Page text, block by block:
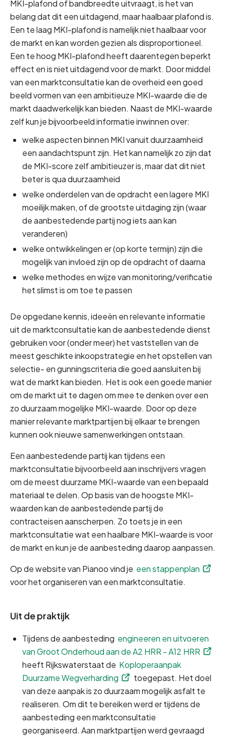
MKI-plafond of bandbreedte uitvraagt, is het van
belang dat dit een uitdagend, maar haalbaar plafond is.
Een te laag MKI-plafond is namelijk niet haalbaar voor
de markt en kan worden gezien als disproportioneel.
Een te hoog MKI-plafond heeft daarentegen beperkt
effect en is niet uitdagend voor de markt. Door middel
van een marktconsultatie kan de overheid een goed
beeld vormen van een ambitieuze MKI-waarde die de
markt daadwerkelijk kan bieden. Naast de MKI-waarde
zelf kun je bijvoorbeeld informatie inwinnen over:
welke aspecten binnen MKI vanuit duurzaamheid
een aandachtspunt zijn. Het kan namelijk zo zijn dat
de MKI-score zelf ambitieuzer is, maar dat dit niet
beter is qua duurzaamheid
welke onderdelen van de opdracht een lagere MKI
moeilijk maken, of de grootste uitdaging zijn (waar
de aanbestedende partij nog iets aan kan
veranderen)
welke ontwikkelingen er (op korte termijn) zijn die
mogelijk van invloed zijn op de opdracht of daarna
welke methodes en wijze van monitoring/verificatie
het slimst is om toe te passen
De opgedane kennis, ideeën en relevante informatie
uit de marktconsultatie kan de aanbestedende dienst
gebruiken voor (onder meer) het vaststellen van de
meest geschikte inkoopstrategie en het opstellen van
selectie- en gunningscriteria die goed aansluiten bij
wat de markt kan bieden. Het is ook een goede manier
om de markt uit te dagen om mee te denken over een
zo duurzaam mogelijke MKI-waarde. Door op deze
manier relevante marktpartijen bij elkaar te brengen
kunnen ook nieuwe samenwerkingen ontstaan.
Een aanbestedende partij kan tijdens een
marktconsultatie bijvoorbeeld aan inschrijvers vragen
om de meest duurzame MKI-waarde van een bepaald
materiaal te delen. Op basis van de hoogste MKI-
waarden kan de aanbestedende partij de
contracteisen aanscherpen. Zo toets je in een
marktconsultatie wat een haalbare MKI-waarde is voor
de markt en kun je de aanbesteding daarop aanpassen.
Op de website van Pianoo vind je een stappenplan
voor het organiseren van een marktconsultatie.
Uit de praktijk
Tijdens de aanbesteding engineeren en uitvoeren
van Groot Onderhoud aan de A2 HRR - A12 HRR
heeft Rijkswaterstaat de Koploperaanpak
Duurzame Wegverharding
toegepast. Het doel
van deze aanpak is zo duurzaam mogelijk asfalt te
realiseren. Om dit te bereiken werd er tijdens de
aanbesteding een marktconsultatie
georganiseerd. Aan marktpartijen werd gevraagd